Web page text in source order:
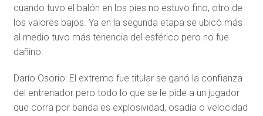
cuando tuvo el balón en los pies no estuvo fino, otro de
los valores bajos. Ya en la segunda etapa se ubicó más
al medio tuvo más tenencia del esférico pero no fue
dañino.
Darío Osorio: El extremo fue titular se ganó la confianza
del entrenador pero todo lo que se le pide a un jugador
que corra por banda es explosividad, osadía o velocidad